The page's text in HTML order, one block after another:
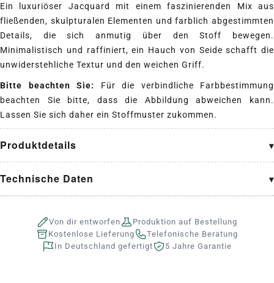
Ein luxuriöser Jacquard mit einem faszinierenden Mix aus
fließenden, skulpturalen Elementen und farblich abgestimmten
Details, die sich anmutig über den Stoff bewegen.
Minimalistisch und raffiniert, ein Hauch von Seide schafft die
unwiderstehliche Textur und den weichen Griff.
Bitte beachten Sie:
Für die verbindliche Farbbestimmung
beachten Sie bitte, dass die Abbildung abweichen kann.
Lassen Sie sich daher ein Stoffmuster zukommen.
Produktdetails
Technische Daten
Von dir entworfen
Produktion auf Bestellung
Kostenlose Lieferung
Telefonische Beratung
In Deutschland gefertigt
5 Jahre Garantie